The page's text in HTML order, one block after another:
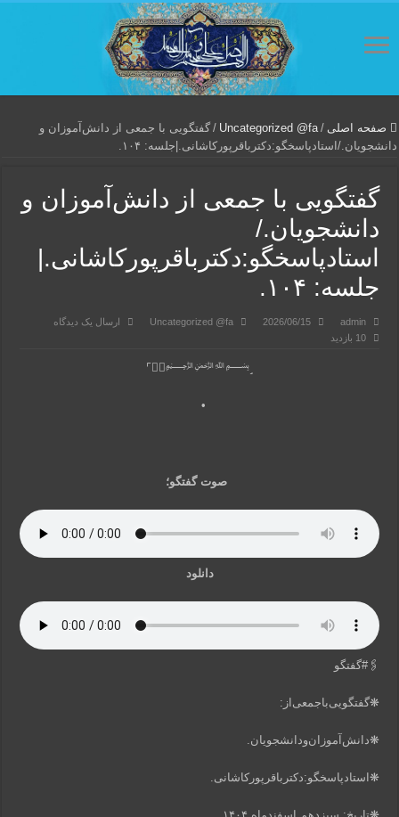
صفحه اصلی /
Uncategorized @fa
/ گفتگویی‌ با جمعی‌ از دانش‌آموزان‌ و
دانشجویان./استادپاسخگو:دکترباقر‌پورکاشانی.|جلسه: ۱۰۴.
گفتگویی‌ با جمعی‌ از دانش‌آموزان‌ و
دانشجویان./
استادپاسخگو:دکترباقر‌پورکاشانی.|
جلسه: ۱۰۴.
admin
2026/06/15
Uncategorized @fa
ارسال یک دیدگاه
10 بازدید
⌜◍⃟﷽˼
•
صوت گفتگو؛
دانلود
🖇#گفتگو
❋گفتگویی‌باجمعی‌از:
❋دانش‌آموزان‌ودانشجویان.
❋استادپاسخگو:دکترباقر‌پورکاشانی.